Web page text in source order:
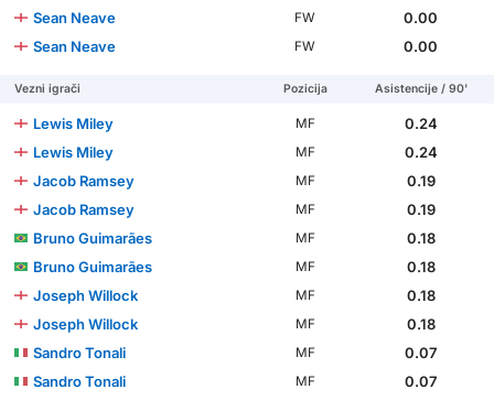
Sean Neave
FW
0.00
Sean Neave
FW 0.00
Vezni igrači Pozicija Asistencije / 90'
Lewis Miley MF
0.24
Lewis Miley
MF
0.24
Jacob Ramsey
MF
0.19
Jacob Ramsey
MF
0.19
Bruno Guimarães
MF
0.18
Bruno Guimarães
MF
0.18
Joseph Willock
MF
0.18
Joseph Willock
MF
0.18
Sandro Tonali
MF
0.07
Sandro Tonali
MF
0.07